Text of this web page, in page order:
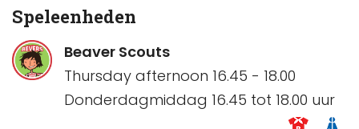
Speleenheden
Beaver Scouts
Thursday afternoon 16.45 - 18.00
Donderdagmiddag 16.45 tot 18.00 uur